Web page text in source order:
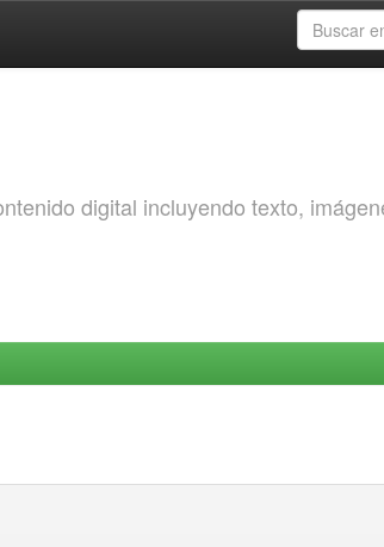
digital incluyendo texto,